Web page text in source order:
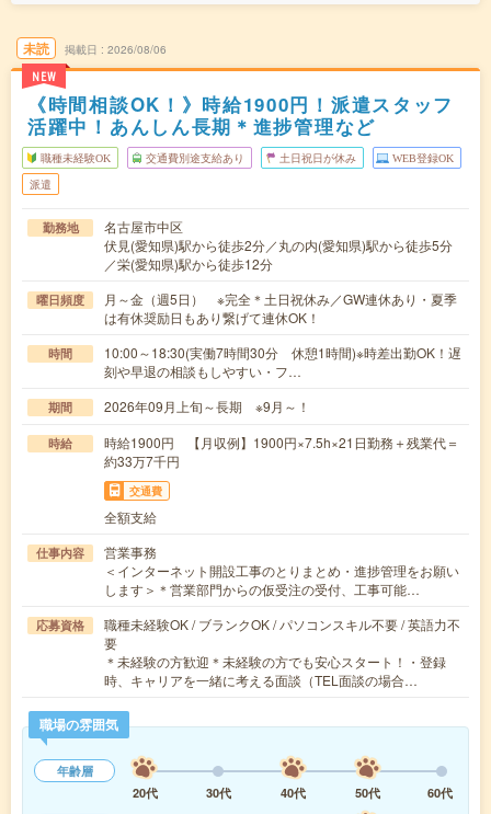
未読
NEW
掲載日 2026/08/06
《時間相談OK！》時給1900円！派遣スタッフ
活躍中！あんしん長期＊進捗管理など
職種未経験OK 交通費別途支給あり 土日祝日が休み WEB登録OK
派遣
勤務地
名古屋市中区
伏見(愛知県)駅から徒歩2分／丸の内(愛知県)駅から徒歩5分
／栄(愛知県)駅から徒歩12分
曜日頻度
月～金（週5日） ※完全＊土日祝休み／GW連休あり・夏季
は有休奨励日もあり繋げて連休OK！
時間
10:00～18:30(実働7時間30分 休憩1時間)※時差出勤OK！遅
刻や早退の相談もしやすい・フ…
期間 2026年09月上旬～長期 ※9月～！
時給
時給1900円 【月収例】1900円×7.5h×21日勤務＋残業代＝
約33万7千円
交通費
全額支給
仕事内容
営業事務
＜インターネット開設工事のとりまとめ・進捗管理をお願い
します＞＊営業部門からの仮受注の受付、工事可能…
応募資格
職種未経験OK / ブランクOK / パソコンスキル不要 / 英語力不
要
＊未経験の方歓迎＊未経験の方でも安心スタート！・登録
時、キャリアを一緒に考える面談（TEL面談の場合…
職場の雰囲気
年齢層
20代
30代 40代 50代
60代